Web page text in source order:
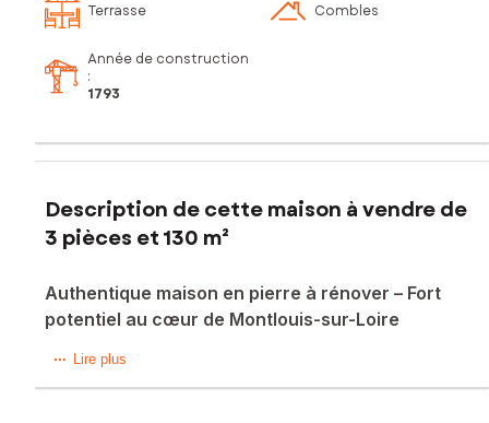
Terrasse Combles
Année de construction
:
1793
Description de cette maison à vendre de
3 pièces et 130 m²
Authentique maison en pierre à rénover – Fort
potentiel au cœur de Montlouis-sur-Loire
Vous rêvez de créer un lieu de vie unique alliant le charme
Lire plus